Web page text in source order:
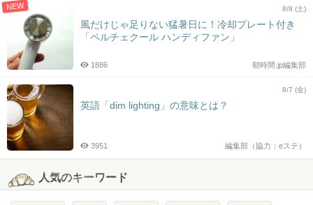
NEW 8/8 (土)
風だけじゃ足りない猛暑日に！冷却プレート付き
「ペルチェクール ハンディファン」
朝時間.jp編集部
1886
8/7 (金)
英語「dim lighting」の意味とは？
編集部（協力：eステ）
3951
人気のキーワード